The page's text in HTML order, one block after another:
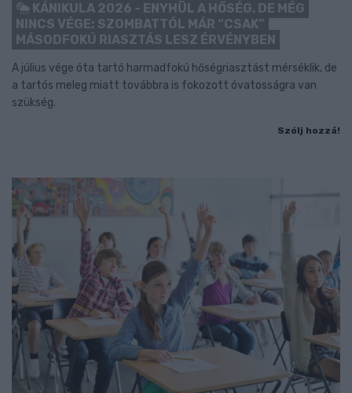
KÁNIKULA 2026 - ENYHÜL A HŐSÉG, DE MÉG
NINCS VÉGE: SZOMBATTÓL MÁR “CSAK”
MÁSODFOKÚ RIASZTÁS LESZ ÉRVÉNYBEN
A július vége óta tartó harmadfokú hőségriasztást mérséklik, de
a tartós meleg miatt továbbra is fokozott óvatosságra van
szükség.
Szólj hozzá!